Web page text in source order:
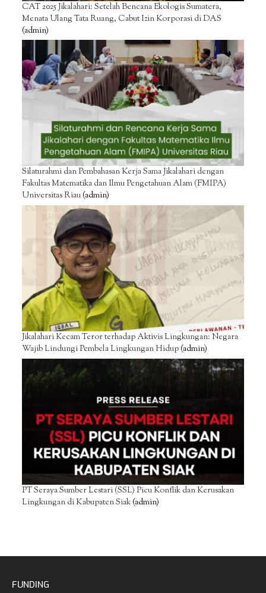
CAT 2025 Jikalahari: Setelah Bencana Ekologis Sumatera,
Menata Ulang Tata Ruang, Cabut Izin Korporasi di DAS
(admin)
Silaturahmi dan Pembahasan Kerja Sama Jikalahari dengan
Fakultas Matematika dan Ilmu Pengetahuan Alam (FMIPA)
Universitas Riau(admin)
Jikalahari Kecam Teror terhadap Aktivis Lingkungan: Negara
Wajib Lindungi Pembela Lingkungan Hidup(admin)
PT Seraya Sumber Lestari (SSL) Picu Konflik dan Kerusakan
Lingkungan di Kabupaten Siak(admin)
FUNDING